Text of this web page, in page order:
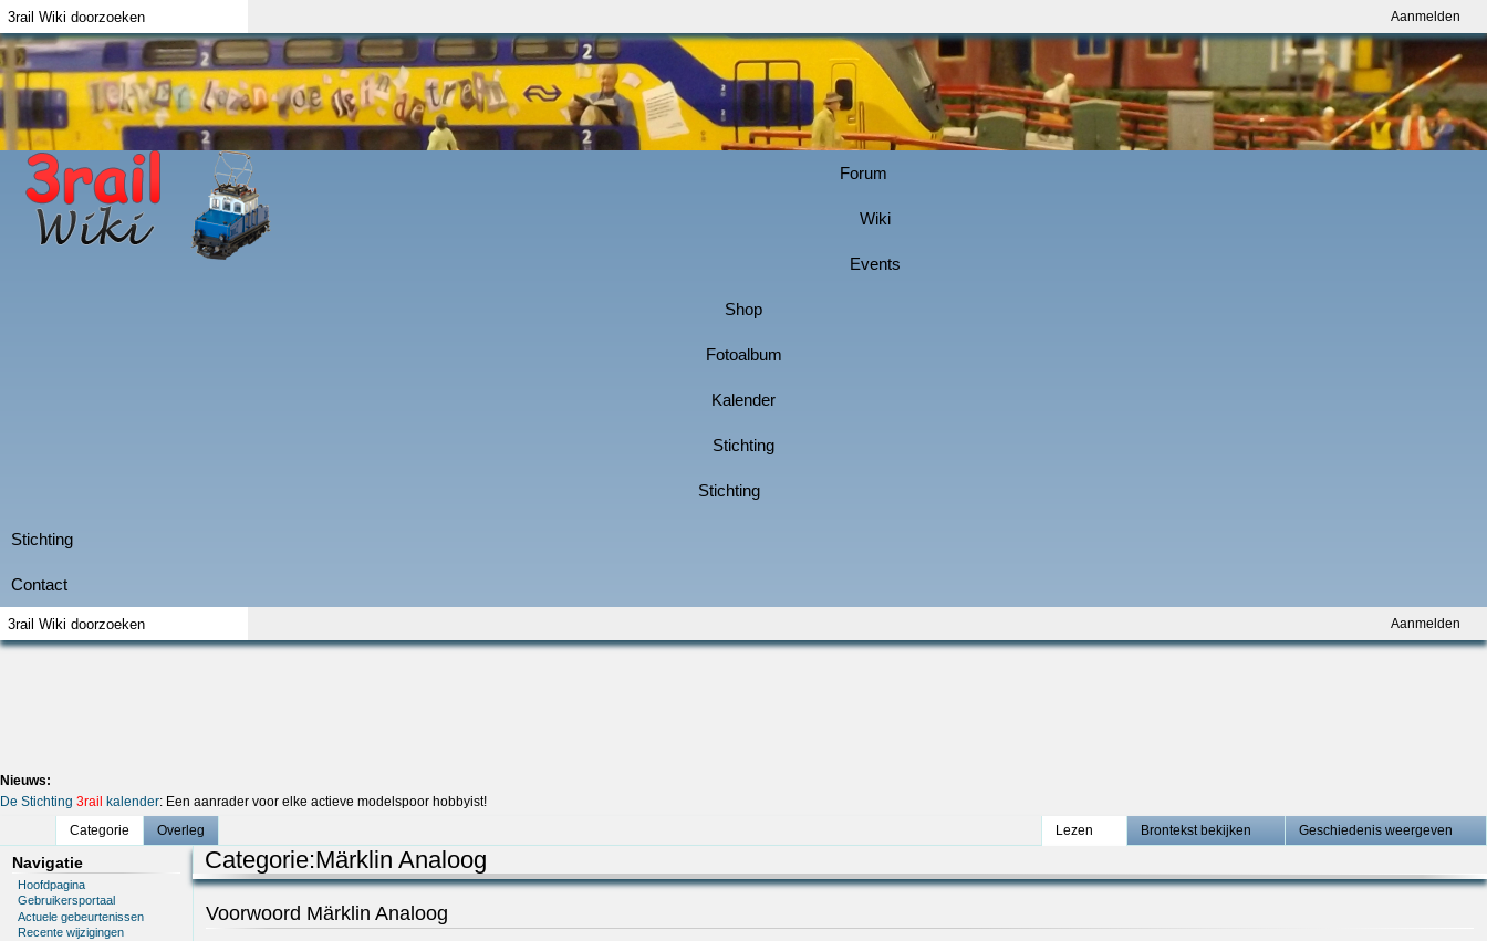
Aanmelden
Aanmelden
Nieuws:
De Stichting 3rail kalender: Een aanrader voor elke actieve modelspoor hobbyist!
Categorie
Overleg Lezen Brontekst bekijken Geschiedenis weergeven
Navigatie
Hoofdpagina
Gebruikersportaal
Actuele gebeurtenissen
Recente wijzigingen
Categorie:Märklin Analoog
Voorwoord Märklin Analoog